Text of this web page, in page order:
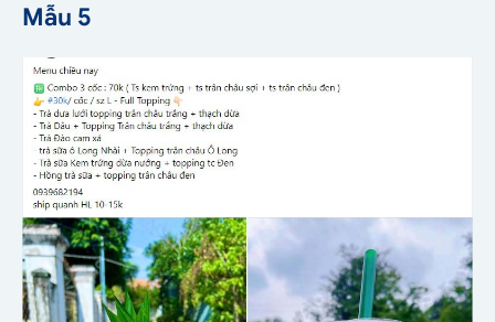
Mẫu 5